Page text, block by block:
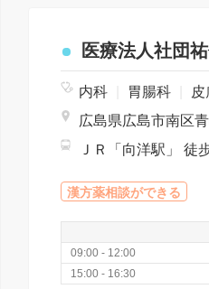
医療法人社団
内科 胃腸科
広島県広島市南区
ＪＲ「向洋駅」 徒
漢方薬相談ができる
09:00 - 12:00
15:00 - 16:30